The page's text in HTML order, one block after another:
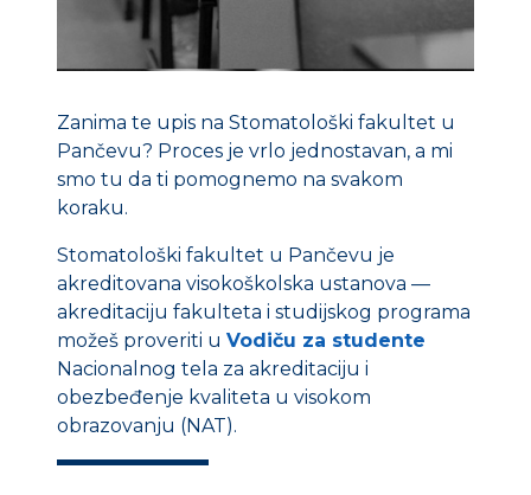
Zanima te upis na Stomatološki fakultet u
Pančevu? Proces je vrlo jednostavan, a mi
smo tu da ti pomognemo na svakom
koraku.
Stomatološki fakultet u Pančevu je
akreditovana visokoškolska ustanova —
akreditaciju fakulteta i studijskog programa
možeš proveriti u Vodiču za studente
Nacionalnog tela za akreditaciju i
obezbeđenje kvaliteta u visokom
obrazovanju (NAT).